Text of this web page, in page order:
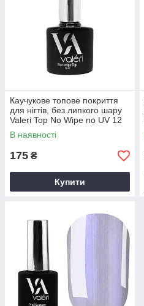
Каучукове топове покриття
для нігтів, без липкого шару
Valeri Top No Wipe no UV 12
мл
В наявності
175 ₴
Купити